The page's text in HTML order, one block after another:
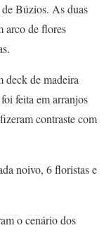
Búzios. As duas
arco de flores
deck de madeira
foi feita em arranjos
contraste com
noivo, 6 floristas e
o cenário dos